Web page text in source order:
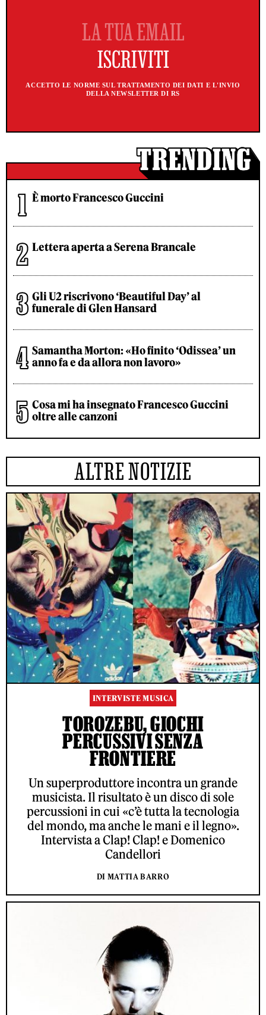
ACCETTO LE NORME SUL TRATTAMENTO DEI DATI E L'INVIO
DELLA NEWSLETTER DI RS
È morto Francesco Guccini
Lettera aperta a Serena Brancale
Gli U2 riscrivono ‘Beautiful Day’ al
funerale di Glen Hansard
Samantha Morton: «Ho finito ‘Odissea’ un
anno fa e da allora non lavoro»
Cosa mi ha insegnato Francesco Guccini
oltre alle canzoni
ALTRE NOTIZIE
INTERVISTE MUSICA
TOROZEBU, GIOCHI
PERCUSSIVI SENZA
FRONTIERE
Un superproduttore incontra un grande
musicista. Il risultato è un disco di sole
percussioni in cui «c’è tutta la tecnologia
del mondo, ma anche le mani e il legno».
Intervista a Clap! Clap! e Domenico
Candellori
DI MATTIA BARRO